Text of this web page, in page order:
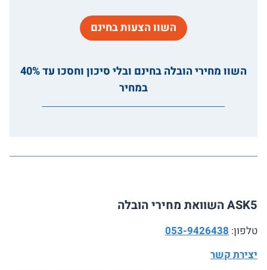
השוו הצעות בחינם
השוו מחירי הובלה בחינם ובלי סיכון וחסכו עד 40%
במחיר
ASK5 השוואת מחירי הובלה
טלפון: 053-9426438
יצירת קשר